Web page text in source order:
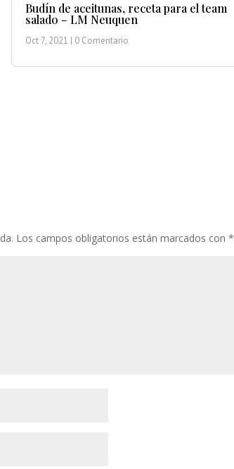
Budín de aceitunas, receta para el team
salado – LM Neuquen
Oct 7, 2021 | 0 Comentario
Los campos obligatorios están marcados con*